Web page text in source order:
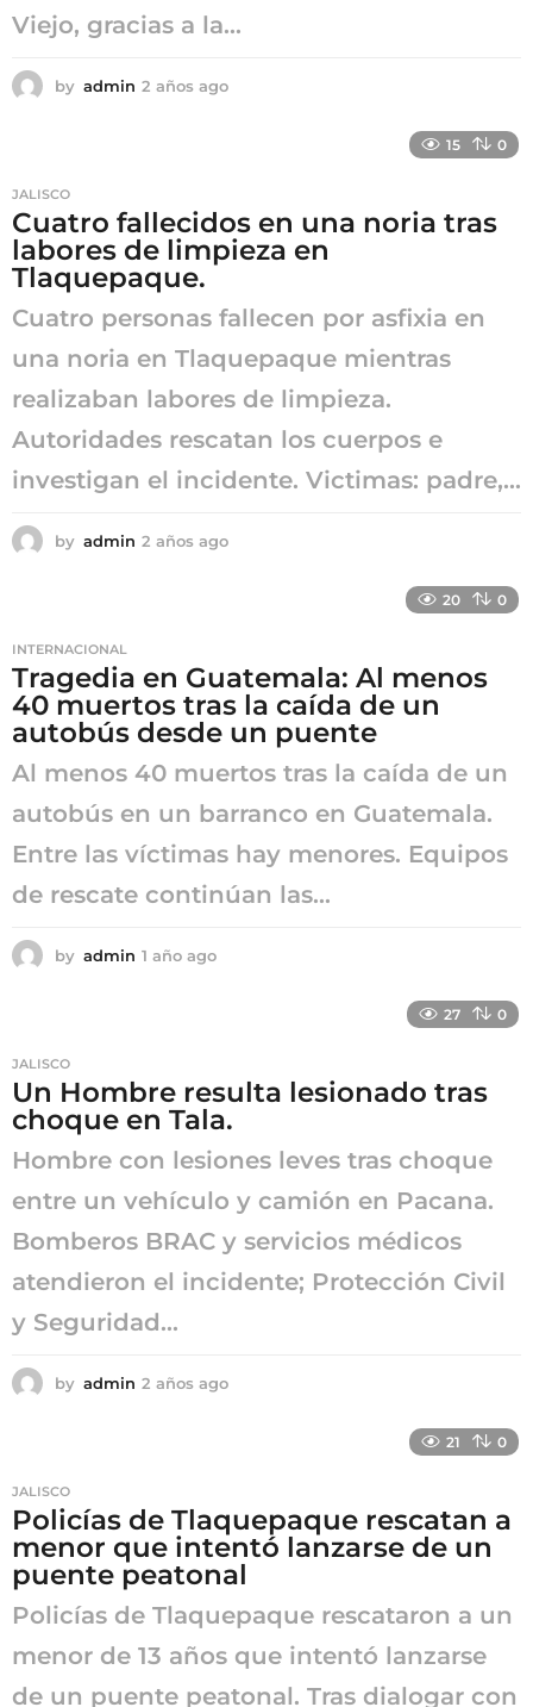
Viejo, gracias a la...
by admin 2 años ago
g
o
15 0
JALISCO
Cuatro fallecidos en una noria tras
labores de limpieza en
Tlaquepaque.
Cuatro personas fallecen por asfixia en
una noria en Tlaquepaque mientras
realizaban labores de limpieza.
Autoridades rescatan los cuerpos e
investigan el incidente. Victimas: padre,...
by admin 2 años ago
g
o
20 0
INTERNACIONAL
Tragedia en Guatemala: Al menos
40 muertos tras la caída de un
autobús desde un puente
Al menos 40 muertos tras la caída de un
autobús en un barranco en Guatemala.
Entre las víctimas hay menores. Equipos
de rescate continúan las...
by admin 1 año ago
o
27 0
JALISCO
Un Hombre resulta lesionado tras
choque en Tala.
Hombre con lesiones leves tras choque
entre un vehículo y camión en Pacana.
Bomberos BRAC y servicios médicos
atendieron el incidente; Protección Civil
y Seguridad...
by admin 2 años ago
g
o
21 0
JALISCO
Policías de Tlaquepaque rescatan a
menor que intentó lanzarse de un
puente peatonal
Policías de Tlaquepaque rescataron a un
menor de 13 años que intentó lanzarse
de un puente peatonal. Tras dialogar con